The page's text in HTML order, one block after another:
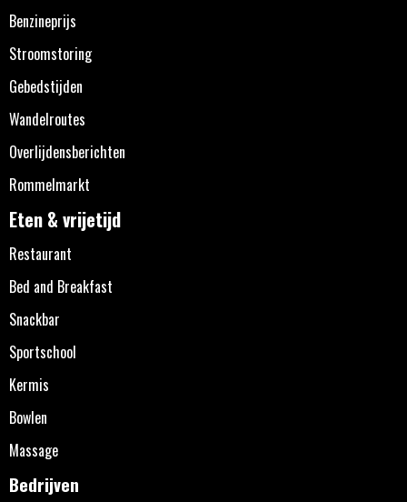
Benzineprijs
Stroomstoring
Gebedstijden
Wandelroutes
Overlijdensberichten
Rommelmarkt
Eten & vrijetijd
Restaurant
Bed and Breakfast
Snackbar
Sportschool
Kermis
Bowlen
Massage
Bedrijven